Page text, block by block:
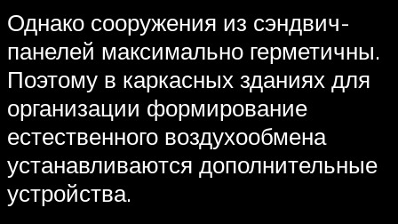
Однако сооружения из сэндвич-
панелей максимально герметичны.
Поэтому в каркасных зданиях для
организации формирование
естественного воздухообмена
устанавливаются дополнительные
устройства.